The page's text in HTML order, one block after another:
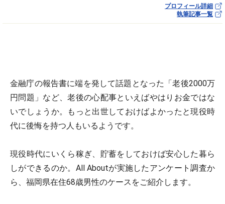
プロフィール詳細
執筆記事一覧
金融庁の報告書に端を発して話題となった「老後2000万
円問題」など、老後の心配事といえばやはりお金ではな
いでしょうか。もっと出世しておけばよかったと現役時
代に後悔を持つ人もいるようです。
現役時代にいくら稼ぎ、貯蓄をしておけば安心した暮ら
しができるのか。All Aboutが実施したアンケート調査か
ら、福岡県在住68歳男性のケースをご紹介します。